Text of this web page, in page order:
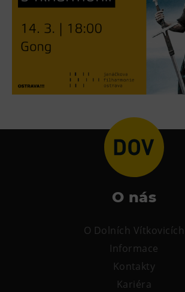
Další
Narozeninové oslavy
Tematické dárkové poukazy
O nás
O Dolních Vítkovicích
Informace
Kontakty
Kariéra